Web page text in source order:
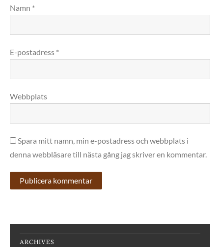
Namn *
E-postadress *
Webbplats
Spara mitt namn, min e-postadress och webbplats i
denna webbläsare till nästa gång jag skriver en kommentar.
ARCHIVES